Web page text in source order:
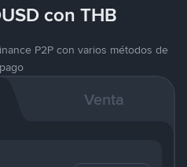
con THB
P2P con varios métodos de
pago
Venta